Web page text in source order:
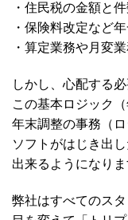
・住民税の金額と
・保険料改定など
・算定業務や月変
しかし、心配する必
この基本ロジック
年末調整の事務（
ソフトがはじき出
出来るようになりま
弊社はすべてのス